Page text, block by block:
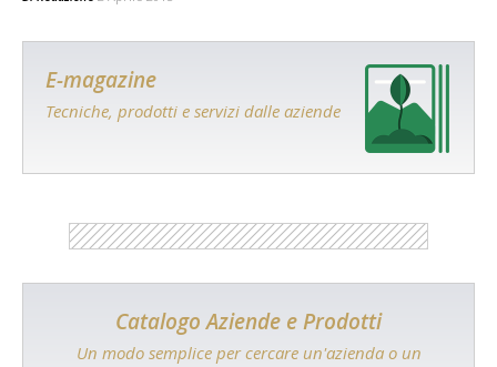
E-magazine
Tecniche, prodotti e servizi dalle aziende
Catalogo Aziende e Prodotti
Un modo semplice per cercare un'azienda o un